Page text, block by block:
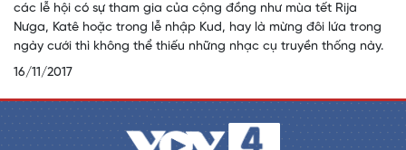
các lễ hội có sự tham gia của cộng đồng như mùa tết Rija
Nưga, Katê hoặc trong lễ nhập Kud, hay là mừng đôi lứa trong
ngày cưới thì không thể thiếu những nhạc cụ truyền thống này.
16/11/2017